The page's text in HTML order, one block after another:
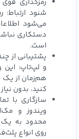
می‌شود
دستکاری
است.
پشتیبانی از
و لپ‌تاپ:
هم‌زمان از
کنید، بدون
سازگاری با
ویندوز و
محدود به
روی انواع